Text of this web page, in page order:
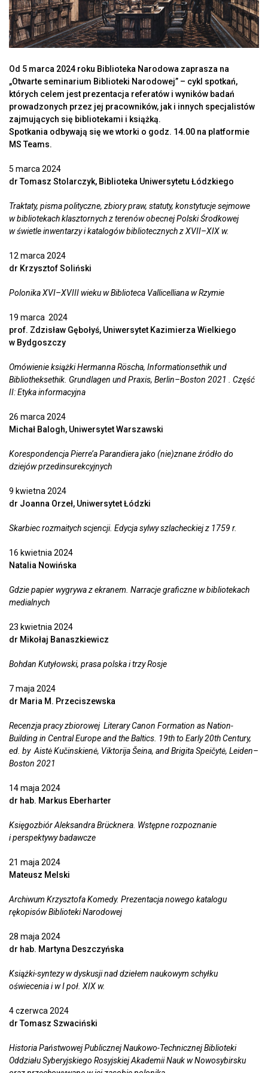
Od 5 marca 2024 roku Biblioteka Narodowa zaprasza na
„Otwarte seminarium Biblioteki Narodowej” – cykl spotkań,
których celem jest prezentacja referatów i wyników badań
prowadzonych przez jej pracowników, jak i innych specjalistów
zajmujących się bibliotekami i książką.
Spotkania odbywają się we wtorki o godz. 14.00 na platformie
MS Teams.
5 marca 2024
dr Tomasz Stolarczyk, Biblioteka Uniwersytetu Łódzkiego
Traktaty, pisma polityczne, zbiory praw, statuty, konstytucje sejmowe
w bibliotekach klasztornych z terenów obecnej Polski Środkowej
w świetle inwentarzy i katalogów bibliotecznych z XVII–XIX w.
12 marca 2024
dr Krzysztof Soliński
Polonika XVI–XVIII wieku w Biblioteca Vallicelliana w Rzymie
19 marca 2024
prof. Zdzisław Gębołyś, Uniwersytet Kazimierza Wielkiego
w Bydgoszczy
Omówienie książki Hermanna Röscha, Informationsethik und
Bibliotheksethik. Grundlagen und Praxis, Berlin–Boston 2021 . Część
II: Etyka informacyjna
26 marca 2024
Michał Balogh, Uniwersytet Warszawski
Korespondencja Pierre’a Parandiera jako (nie)znane źródło do
dziejów przedinsurekcyjnych
9 kwietna 2024
dr Joanna Orzeł, Uniwersytet Łódzki
Skarbiec rozmaitych scjencji. Edycja sylwy szlacheckiej z 1759 r.
16 kwietnia 2024
Natalia Nowińska
Gdzie papier wygrywa z ekranem. Narracje graficzne w bibliotekach
medialnych
23 kwietnia 2024
dr Mikołaj Banaszkiewicz
Bohdan Kutyłowski, prasa polska i trzy Rosje
7 maja 2024
dr Maria M. Przeciszewska
Recenzja pracy zbiorowej Literary Canon Formation as Nation-
Building in Central Europe and the Baltics. 19th to Early 20th Century,
ed. by Aistė Kučinskienė, Viktorija Šeina, and Brigita Speičytė, Leiden–
Boston 2021
14 maja 2024
dr hab. Markus Eberharter
Księgozbiór Aleksandra Brücknera. Wstępne rozpoznanie
i perspektywy badawcze
21 maja 2024
Mateusz Melski
Archiwum Krzysztofa Komedy. Prezentacja nowego katalogu
rękopisów Biblioteki Narodowej
28 maja 2024
dr hab. Martyna Deszczyńska
Książki-syntezy w dyskusji nad dziełem naukowym schyłku
oświecenia i w I poł. XIX w.
4 czerwca 2024
dr Tomasz Szwaciński
Historia Państwowej Publicznej Naukowo-Technicznej Biblioteki
Oddziału Syberyjskiego Rosyjskiej Akademii Nauk w Nowosybirsku